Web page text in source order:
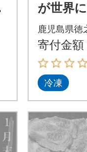
が世界
牛”特選
鹿児島県徳
寄付金額
冷凍